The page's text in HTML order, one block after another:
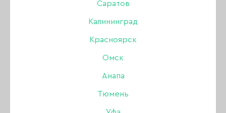
Саратов
Калининград
Красноярск
Омск
Анапа
Тюмень